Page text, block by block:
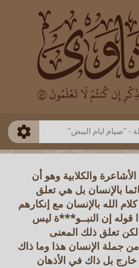
العثيمين
طريقة البحث
ذكي
والكلابية وهو أن
بالإنسان بل هي تعلق
الله بالإنسان مع إنكارهم
قوله إن النبــو***ة ليس
تعلق ذلك المعنى
جملة الإنسان هذا وما ذاك
خارج بل ذاك في الأذهان